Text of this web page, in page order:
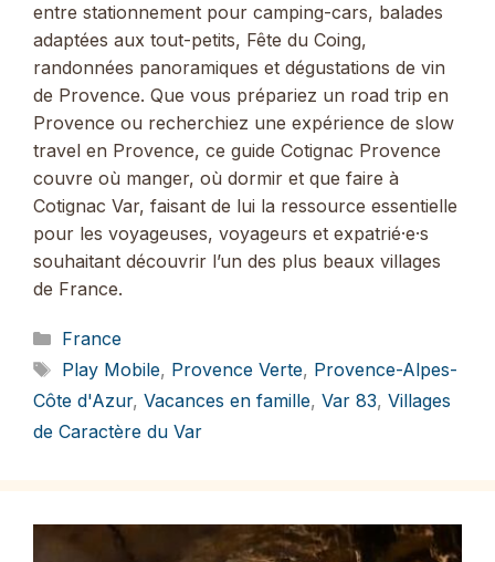
entre stationnement pour camping-cars, balades
adaptées aux tout-petits, Fête du Coing,
randonnées panoramiques et dégustations de vin
de Provence. Que vous prépariez un road trip en
Provence ou recherchiez une expérience de slow
travel en Provence, ce guide Cotignac Provence
couvre où manger, où dormir et que faire à
Cotignac Var, faisant de lui la ressource essentielle
pour les voyageuses, voyageurs et expatrié·e·s
souhaitant découvrir l’un des plus beaux villages
de France.
Catégories
France
Étiquettes
Play Mobile, Provence Verte, Provence-Alpes-
Côte d'Azur, Vacances en famille, Var 83, Villages
de Caractère du Var